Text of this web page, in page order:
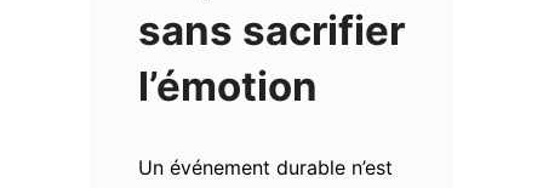
sans sacrifier
l’émotion
Un événement durable n’est